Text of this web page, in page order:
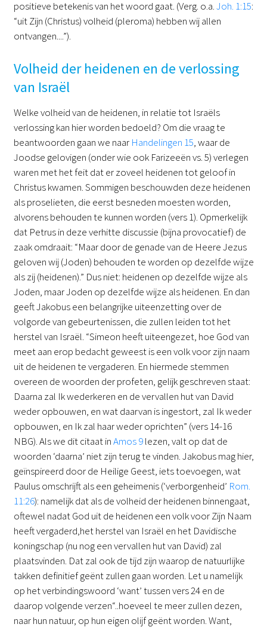
positieve betekenis van het woord gaat. (Verg. o.a.Joh. 1:15:
“uit Zijn (Christus) volheid (pleroma) hebben wij allen
ontvangen....”).
Volheid der heidenen en de verlossing
van Israël
Welke volheid van de heidenen, in relatie tot Israëls
verlossing kan hier worden bedoeld? Om die vraag te
beantwoorden gaan we naar Handelingen 15, waar de
Joodse gelovigen (onder wie ook Farizeeën vs. 5) verlegen
waren met het feit dat er zoveel heidenen tot geloof in
Christus kwamen. Sommigen beschouwden deze heidenen
als proselieten, die eerst besneden moesten worden,
alvorens behouden te kunnen worden (vers 1). Opmerkelijk
dat Petrus in deze verhitte discussie (bijna provocatief) de
zaak omdraait: “Maar door de genade van de Heere Jezus
geloven wij (Joden) behouden te worden op dezelfde wijze
als zij (heidenen).” Dus niet: heidenen op dezelfde wijze als
Joden, maar Joden op dezelfde wijze als heidenen. En dan
geeft Jakobus een belangrijke uiteenzetting over de
volgorde van gebeurtenissen, die zullen leiden tot het
herstel van Israël. “Simeon heeft uiteengezet, hoe God van
meet aan erop bedacht geweest is een volk voor zijn naam
uit de heidenen te vergaderen. En hiermede stemmen
overeen de woorden der profeten, gelijk geschreven staat:
Daarna zal Ik wederkeren en de vervallen hut van David
weder opbouwen, en wat daarvan is ingestort, zal Ik weder
opbouwen, en Ik zal haar weder oprichten” (vers 14-16
NBG). Als we dit citaat inAmos 9lezen, valt op dat de
woorden ‘daarna’ niet zijn terug te vinden. Jakobus mag hier,
geïnspireerd door de Heilige Geest, iets toevoegen, wat
Paulus omschrijft als een geheimenis (‘verborgenheid’ Rom.
11:26): namelijk dat als de volheid der heidenen binnengaat,
oftewel nadat God uit de heidenen een volk voor Zijn Naam
heeft vergaderd,het herstel van Israël en het Davidische
koningschap (nu nog een vervallen hut van David) zal
plaatsvinden. Dat zal ook de tijd zijn waarop de natuurlijke
takken definitief geënt zullen gaan worden. Let u namelijk
op het verbindingswoord ‘want’ tussen vers 24 en de
daarop volgende verzen“..hoeveel te meer zullen dezen,
naar hun natuur, op hun eigen olijf geënt worden. Want,